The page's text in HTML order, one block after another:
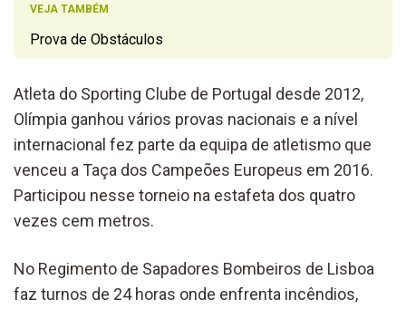
VEJA TAMBÉM
Prova de Obstáculos
Atleta do Sporting Clube de Portugal desde 2012,
Olímpia ganhou vários provas nacionais e a nível
internacional fez parte da equipa de atletismo que
venceu a Taça dos Campeões Europeus em 2016.
Participou nesse torneio na estafeta dos quatro
vezes cem metros.
No Regimento de Sapadores Bombeiros de Lisboa
faz turnos de 24 horas onde enfrenta incêndios,